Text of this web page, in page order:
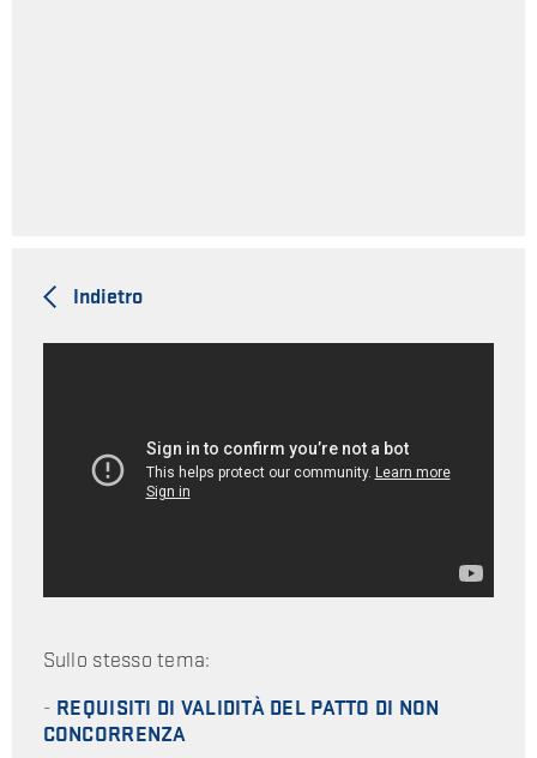
Indietro
Sullo stesso tema:
- REQUISITI DI VALIDITÀ DEL PATTO DI NON
CONCORRENZA